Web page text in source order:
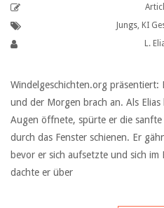
Jungs, KI
L.
Windelgeschichten.org
und der Morgen brach an. Als
Augen öffnete, spürte er die
durch das Fenster schienen. Er
bevor er sich aufsetzte und sich im
dachte er über